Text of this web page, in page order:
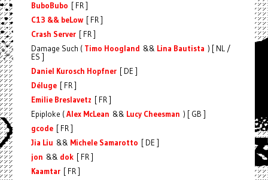
BuboBubo [ FR ]
C13 && beLow[ FR ]
Crash Server[ FR ]
Damage Such ( Timo Hoogland && Lina Bautista ) [ NL /
ES ]
Daniel Kurosch Hopfner[ DE ]
Déluge[ FR ]
Emilie Breslavetz [ FR ]
Epiploke (Alex McLean && Lucy Cheesman ) [ GB ]
gcode[ FR ]
Jia Liu && Michele Samarotto [ DE ]
jon && dok[ FR ]
Kaamtar[ FR ]